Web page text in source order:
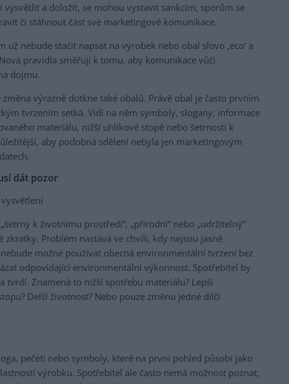
vysvětlit a doložit, se mohou vystavit sankcím, sporům se
či stáhnout část své marketingové komunikace.
už nebude stačit napsat na výrobek nebo obal slovo ‚eco‘ a
pravidla směřují k tomu, aby komunikace vůči
dojmu.
výrazně dotkne také obalů. Právě obal je často prvním
tvrzením setká. Vidí na něm symboly, slogany, informace
materiálu, nižší uhlíkové stopě nebo šetrnosti k
aby podobná sdělení nebyla jen marketingovým
dát pozor
vysvětlení
k životnímu prostředí“, „přírodní“ nebo „udržitelný“
zkratky. Problém nastává ve chvíli, kdy nejsou jasně
možné používat obecná environmentální tvrzení bez
odpovídající environmentální výkonnost. Spotřebitel by
tvrdí. Znamená to nižší spotřebu materiálu? Lepší
Delší životnost? Nebo pouze změnu jedné dílčí
pečeti nebo symboly, které na první pohled působí jako
výrobku. Spotřebitel ale často nemá možnost poznat,